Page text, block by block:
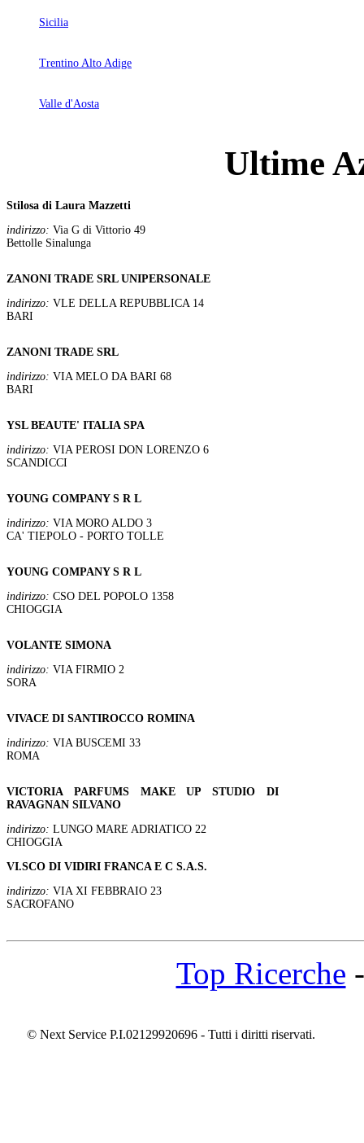
Sicilia
Trentino Alto Adige
Valle d'Aosta
Ultime
Stilosa di Laura Mazzetti
indirizzo: Via G di Vittorio 49
Bettolle Sinalunga
ZANONI TRADE SRL UNIPERSONALE
indirizzo: VLE DELLA REPUBBLICA 14
BARI
ZANONI TRADE SRL
indirizzo: VIA MELO DA BARI 68
BARI
YSL BEAUTE' ITALIA SPA
indirizzo: VIA PEROSI DON LORENZO 6
SCANDICCI
YOUNG COMPANY S R L
indirizzo: VIA MORO ALDO 3
CA' TIEPOLO - PORTO TOLLE
YOUNG COMPANY S R L
indirizzo: CSO DEL POPOLO 1358
CHIOGGIA
VOLANTE SIMONA
indirizzo: VIA FIRMIO 2
SORA
VIVACE DI SANTIROCCO ROMINA
indirizzo: VIA BUSCEMI 33
ROMA
VICTORIA PARFUMS MAKE UP STUDIO DI
RAVAGNAN SILVANO
indirizzo: LUNGO MARE ADRIATICO 22
CHIOGGIA
VI.SCO DI VIDIRI FRANCA E C S.A.S.
indirizzo: VIA XI FEBBRAIO 23
SACROFANO
Top Ricerche
© Next Service P.I.02129920696 - Tutti i diritti riservati.